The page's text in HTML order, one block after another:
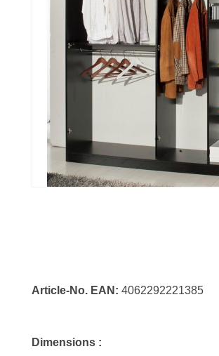
Article-No. EAN: 4062292221385
Dimensions :